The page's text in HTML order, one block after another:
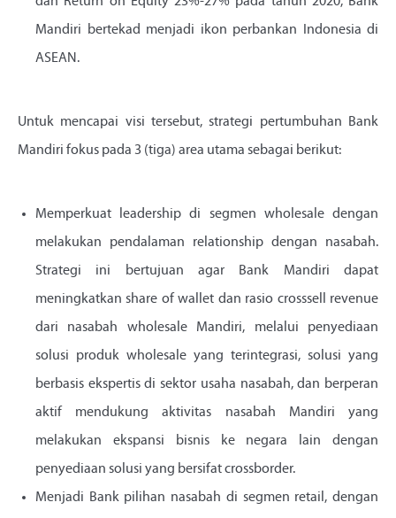
Mandiri bertekad menjadi ikon perbankan Indonesia di
ASEAN.
Untuk mencapai visi tersebut, strategi pertumbuhan Bank
Mandiri fokus pada 3 (tiga) area utama sebagai berikut:
Memperkuat leadership di segmen wholesale dengan
melakukan pendalaman relationship dengan nasabah.
Strategi ini bertujuan agar Bank Mandiri dapat
meningkatkan share of wallet dan rasio crosssell revenue
dari nasabah wholesale Mandiri, melalui penyediaan
solusi produk wholesale yang terintegrasi, solusi yang
berbasis ekspertis di sektor usaha nasabah, dan berperan
aktif mendukung aktivitas nasabah Mandiri yang
melakukan ekspansi bisnis ke negara lain dengan
penyediaan solusi yang bersifat crossborder.
Menjadi Bank pilihan nasabah di segmen retail, dengan